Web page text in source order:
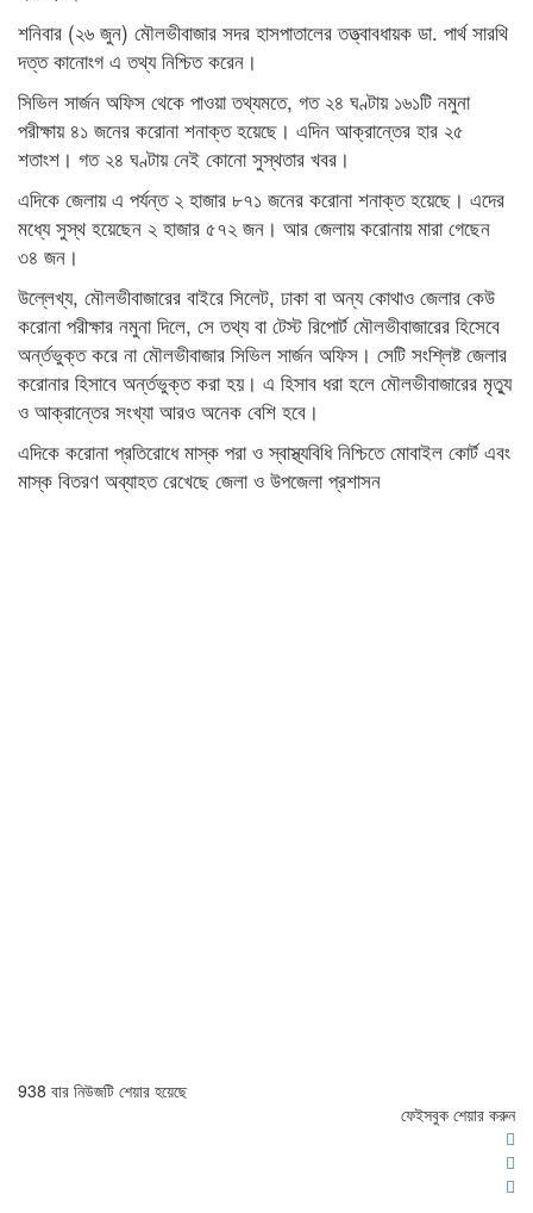
শনিবার (২৬ জুন) মৌলভীবাজার সদর হাসপাতালের তত্ত্বাবধায়ক ডা. পার্থ সারথি
দত্ত কানোংগ এ তথ্য নিশ্চিত করেন।
সিভিল সার্জন অফিস থেকে পাওয়া তথ্যমতে, গত ২৪ ঘণ্টায় ১৬১টি নমুনা
পরীক্ষায় ৪১ জনের করোনা শনাক্ত হয়েছে। এদিন আক্রান্তের হার ২৫
শতাংশ। গত ২৪ ঘণ্টায় নেই কোনো সুস্থতার খবর।
এদিকে জেলায় এ পর্যন্ত ২ হাজার ৮৭১ জনের করোনা শনাক্ত হয়েছে। এদের
মধ্যে সুস্থ হয়েছেন ২ হাজার ৫৭২ জন। আর জেলায় করোনায় মারা গেছেন
৩৪ জন।
উল্লেখ্য, মৌলভীবাজারের বাইরে সিলেট, ঢাকা বা অন্য কোথাও জেলার কেউ
করোনা পরীক্ষার নমুনা দিলে, সে তথ্য বা টেস্ট রিপোর্ট মৌলভীবাজারের হিসেবে
অর্ন্তভুক্ত করে না মৌলভীবাজার সিভিল সার্জন অফিস। সেটি সংশ্লিষ্ট জেলার
করোনার হিসাবে অর্ন্তভুক্ত করা হয়। এ হিসাব ধরা হলে মৌলভীবাজারের মৃত্যু
ও আক্রান্তের সংখ্যা আরও অনেক বেশি হবে।
এদিকে করোনা প্রতিরোধে মাস্ক পরা ও স্বাস্থ্যবিধি নিশ্চিতে মোবাইল কোর্ট এবং
মাস্ক বিতরণ অব্যাহত রেখেছে জেলা ও উপজেলা প্রশাসন
938 বার নিউজটি শেয়ার হয়েছে
ফেইসবুক শেয়ার করুন